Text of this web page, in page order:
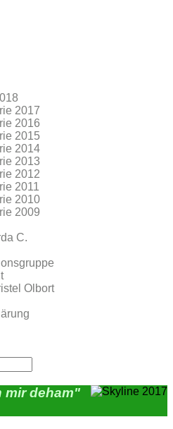
2017
2016
2015
2014
2013
2012
2011
2010
2009
C.
Olbort
mir deham"